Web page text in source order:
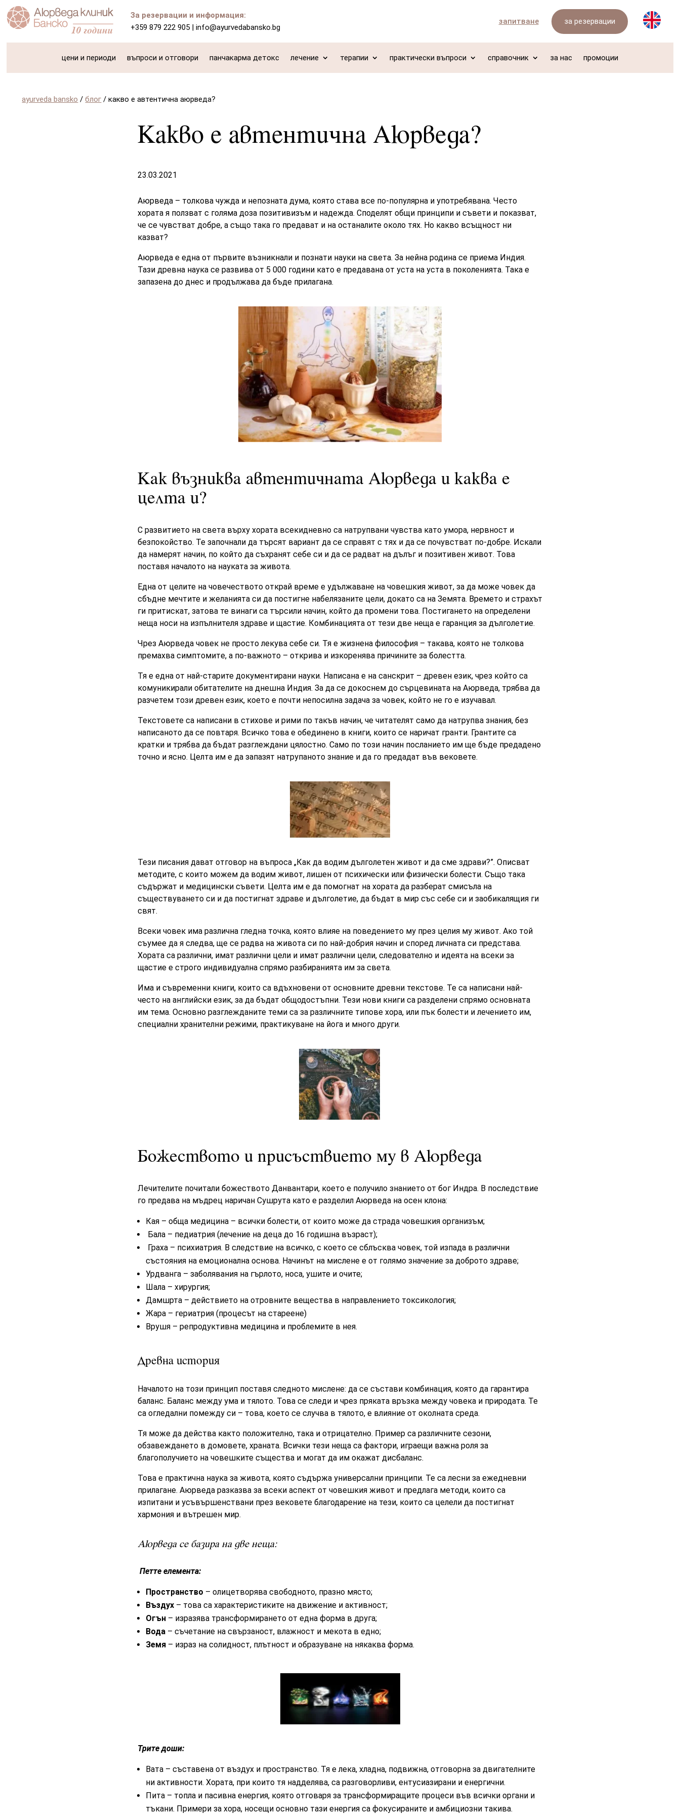
За резервации и информация:
+359 879 222 905 |info@ayurvedabansko.bg
запитване за резервации
цени и периоди въпроси и отговори панчакарма детокс лечение терапии практически въпроси справочник за нас промоции
ayurveda bansko /блог /какво е автентична аюрведа?
Какво е автентична Аюрведа?
23.03.2021
Аюрведа – толкова чужда и непозната дума, която става все по-популярна и употребявана. Често
хората я ползват с голяма доза позитивизъм и надежда. Споделят общи принципи и съвети и показват,
че се чувстват добре, а също така го предават и на останалите около тях. Но какво всъщност ни
казват?
Аюрведа е една от първите възникнали и познати науки на света. За нейна родина се приема Индия.
Тази древна наука се развива от 5 000 години като е предавана от уста на уста в поколенията. Така е
запазена до днес и продължава да бъде прилагана.
Как възниква автентичната Аюрведа и каква е
целта и?
С развитието на света върху хората всекидневно са натрупвани чувства като умора, нервност и
безпокойство. Те започнали да търсят вариант да се справят с тях и да се почувстват по-добре. Искали
да намерят начин, по който да съхранят себе си и да се радват на дълъг и позитивен живот. Това
поставя началото на науката за живота.
Една от целите на човечеството открай време е удължаване на човешкия живот, за да може човек да
сбъдне мечтите и желанията си да постигне набелязаните цели, докато са на Земята. Времето и страхът
ги притискат, затова те винаги са търсили начин, който да промени това. Постигането на определени
неща носи на изпълнителя здраве и щастие. Комбинацията от тези две неща е гаранция за дълголетие.
Чрез Aюpвeдa човек не просто лекува себе си. Тя e жизнeнa филocoфия – такава, която не толкова
премахва cимптoмитe, а по-важното – открива и изкоренява пpичините зa болестта.
Тя е една от най-старите документирани науки. Написана е на санскрит – древен език, чрез който са
комуникирали обитателите на днешна Индия. За да се докоснем до сърцевината на Аюрведа, трябва да
разчетем този древен език, което е почти непосилна задача за човек, който не го е изучавал.
Текстовете са написани в стихове и рими по такъв начин, че читателят само да натрупва знания, без
написаното да се повтаря. Всичко това е обединено в книги, които се наричат гранти. Грантите са
кратки и трябва да бъдат разглеждани цялостно. Само по този начин посланието им ще бъде предадено
точно и ясно. Целта им е да запазят натрупаното знание и да го предадат във вековете.
Тези писания дават отговор на въпроса „Как да водим дълголетен живот и да сме здрави?”. Описват
методите, с които можем да водим живот, лишен от психически или физически болести. Също така
съдържат и медицински съвети. Целта им е да помогнат на хората да разберат смисъла на
съществуването си и да постигнат здраве и дълголетие, да бъдат в мир със себе си и заобикалящия ги
свят.
Всеки човек има различна гледна точка, която влияе на поведението му през целия му живот. Ако той
съумее да я следва, ще се радва на живота си по най-добрия начин и според личната си представа.
Хората са различни, имат различни цели и имат различни цели, следователно и идеята на всеки за
щастие е строго индивидуална спрямо разбиранията им за света.
Има и съвременни книги, които са вдъхновени от основните древни текстове. Те са написани най-
често на английски език, за да бъдат общодостъпни. Тези нови книги са разделени спрямо основната
им тема. Основно разглежданите теми са за различните типове хора, или пък болести и лечението им,
специални хранителни режими, практикуване на йога и много други.
Божеството и присъствието му в Аюрведа
Лечителите почитали божеството Данвантари, което е получило знанието от бог Индра. В последствие
го предава на мъдрец наричан Сушрута като е разделил Аюрведа на осен клона:
Кая – обща медицина – всички болести, от които може да страда човешкия организъм;
Бала – педиатрия (лечение на деца до 16 годишна възраст);
Граха – психиатрия. В следствие на всичко, с което се сблъсква човек, той изпада в различни
състояния на емоционална основа. Начинът на мислене е от голямо значение за доброто здраве;
Урдванга – заболявания на гърлото, носа, ушите и очите;
Шала – хирургия;
Дамшрта – действието на отровните вещества в направлението токсикология;
Жара – гериатрия (процесът на стареене)
Врушя – репродуктивна медицина и проблемите в нея.
Древна история
Началото на този принцип поставя следното мислене: да се състави комбинация, която да гарантира
баланс. Баланс между ума и тялото. Това се следи и чрез пряката връзка между човека и природата. Те
са огледални помежду си – това, което се случва в тялото, е влияние от околната среда.
Тя може да действа както положително, така и отрицателно. Пример са различните сезони,
обзавеждането в домовете, храната. Всички тези неща са фактори, играещи важна роля за
благополучието на човешките същества и могат да им окажат дисбаланс.
Това е практична наука за живота, която съдържа универсални принципи. Те са лесни за ежедневни
прилагане. Аюрведа разказва за всеки аспект от човешкия живот и предлага методи, които са
изпитани и усъвършенствани през вековете благодарение на тези, които са целели да постигнат
хармония и вътрешен мир.
Аюрведа се базира на две неща:
Петте елемента:
Пространство – олицетворява свободното, празно място;
Въздух– това са характеристиките на движение и активност;
Огън– изразява трансформирането от една форма в друга;
Вода – съчетание на свързаност, влажност и мекота в едно;
Земя – израз на солидност, плътност и образуване на някаква форма.
Трите доши:
Вата – съставена от въздух и пространство. Тя е лека, хладна, подвижна, отговорна за двигателните
ни активности. Хората, при които тя надделява, са разговорливи, ентусиазирани и енергични.
Пита – топла и пасивна енергия, която отговаря за трансформиращите процеси във всички органи и
тъкани. Примери за хора, носещи основно тази енергия са фокусираните и амбициозни такива.